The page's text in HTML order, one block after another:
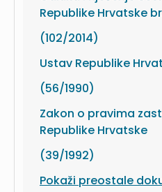
Republike Hrvatske
(102/2014)
Ustav Republike
(56/1990)
Zakon o pravima
Republike Hrvatske
(39/1992)
Pokaži preostale